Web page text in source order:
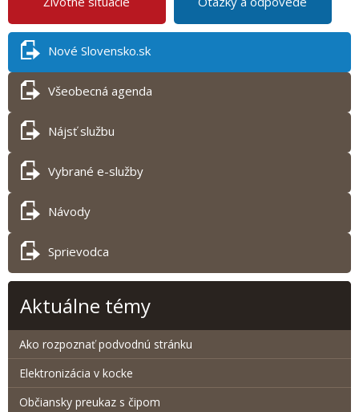
Nové Slovensko.sk
Všeobecná agenda
Nájsť službu
Vybrané e-služby
Návody
Sprievodca
Aktuálne témy
Ako rozpoznať podvodnú stránku
Elektronizácia v kocke
Občiansky preukaz s čipom